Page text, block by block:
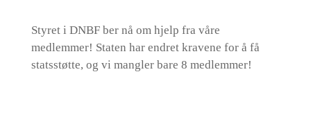
Styret i DNBF ber nå om hjelp fra våre
medlemmer! Staten har endret kravene for å få
statsstøtte, og vi mangler bare 8 medlemmer!